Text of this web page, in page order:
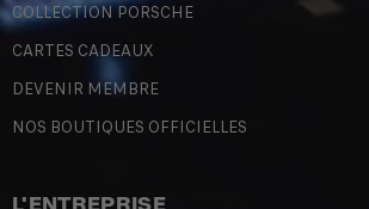
COLLECTION PORSCHE
CARTES CADEAUX
DEVENIR MEMBRE
NOS BOUTIQUES OFFICIELLES